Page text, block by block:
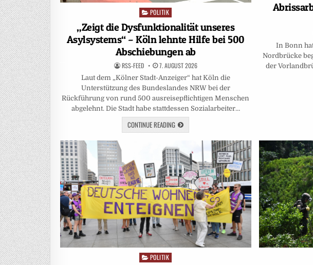
Posted
in
POLITIK
„Zeigt die Dysfunktionalität unseres
Asylsystems“ – Köln lehnte Hilfe bei 500
Abschiebungen ab
RSS-FEED 7. AUGUST 2026
Laut dem „Kölner Stadt-Anzeiger“ hat Köln die
Unterstützung des Bundeslandes NRW bei der
Rückführung von rund 500 ausreisepflichtigen Menschen
abgelehnt. Die Stadt habe stattdessen Sozialarbeiter…
CONTINUE READING
In Bonn
Nordbrücke
der
Posted
POLITIK